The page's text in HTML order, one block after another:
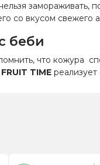
со вкусом свежего
беби
что кожура
FRUIT TIME